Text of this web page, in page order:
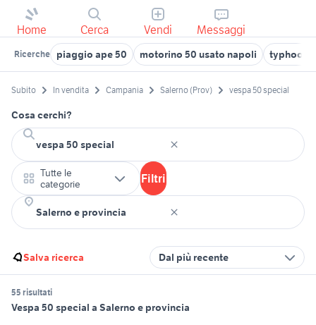
Home Cerca Vendi Messaggi
Ricerche piaggio ape 50 motorino 50 usato napoli typhoon
Subito In vendita Campania Salerno (Prov) vespa 50 special
Cosa cerchi?
Tutte le
categorie
Filtri
Salva ricerca Dal più recente
55 risultati
Vespa 50 special a Salerno e provincia